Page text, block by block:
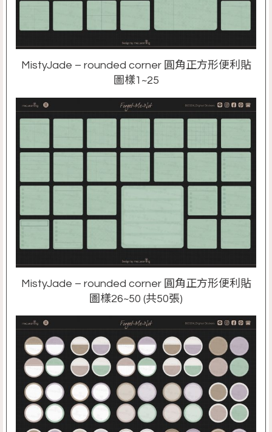
MistyJade – rounded corner 圓角正方形便利貼
圖樣1~25
MistyJade – rounded corner 圓角正方形便利貼
圖樣26~50 (共50張)